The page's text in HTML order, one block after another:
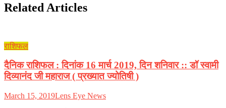
Related Articles
राशिफल
दैनिक राशिफल : दिनांक 16 मार्च 2019, दिन शनिवार :: डॉ स्वामी
दिव्यानंद जी महाराज ( प्रख्यात ज्योतिषी )
March 15, 2019Lens Eye News